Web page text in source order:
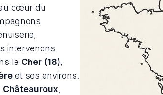
cœur du
intervenons
le Cher (18),
et ses environs.
Châteauroux,